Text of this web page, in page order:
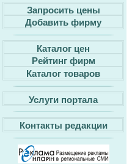
Запросить цены
Добавить фирму
Каталог цен
Рейтинг фирм
Каталог товаров
Услуги портала
Контакты редакции